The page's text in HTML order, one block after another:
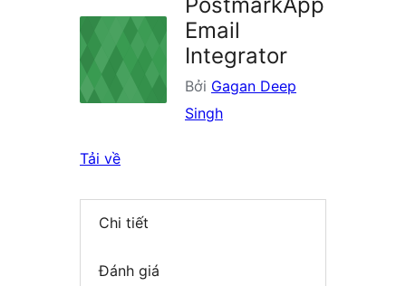
Email
Integrator
Bởi Gagan Deep
Singh
Tải về
Chi tiết
Đánh giá